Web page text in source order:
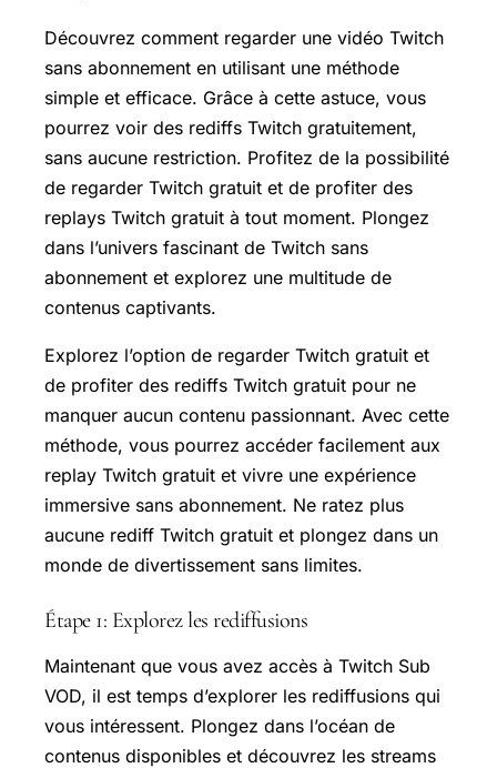
Découvrez comment regarder une vidéo Twitch
sans abonnement en utilisant une méthode
simple et efficace. Grâce à cette astuce, vous
pourrez voir des rediffs Twitch gratuitement,
sans aucune restriction. Profitez de la possibilité
de regarder Twitch gratuit et de profiter des
replays Twitch gratuit à tout moment. Plongez
dans l’univers fascinant de Twitch sans
abonnement et explorez une multitude de
contenus captivants.
Explorez l’option de regarder Twitch gratuit et
de profiter des rediffs Twitch gratuit pour ne
manquer aucun contenu passionnant. Avec cette
méthode, vous pourrez accéder facilement aux
replay Twitch gratuit et vivre une expérience
immersive sans abonnement. Ne ratez plus
aucune rediff Twitch gratuit et plongez dans un
monde de divertissement sans limites.
Étape 1: Explorez les rediffusions
Maintenant que vous avez accès à Twitch Sub
VOD, il est temps d’explorer les rediffusions qui
vous intéressent. Plongez dans l’océan de
contenus disponibles et découvrez les streams